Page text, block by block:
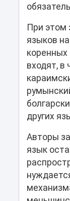
При этом
языков
коренных
входят, в
других
Авторы
язык